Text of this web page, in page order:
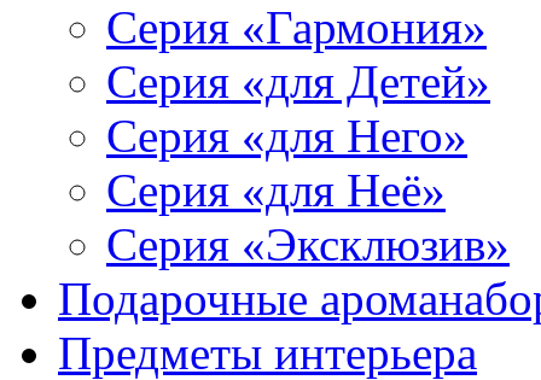
Серия «Гармония»
Серия «для Детей»
Серия «для Него»
Серия «для Неё»
Серия «Эксклюзив»
Подарочные
Предметы интерьера